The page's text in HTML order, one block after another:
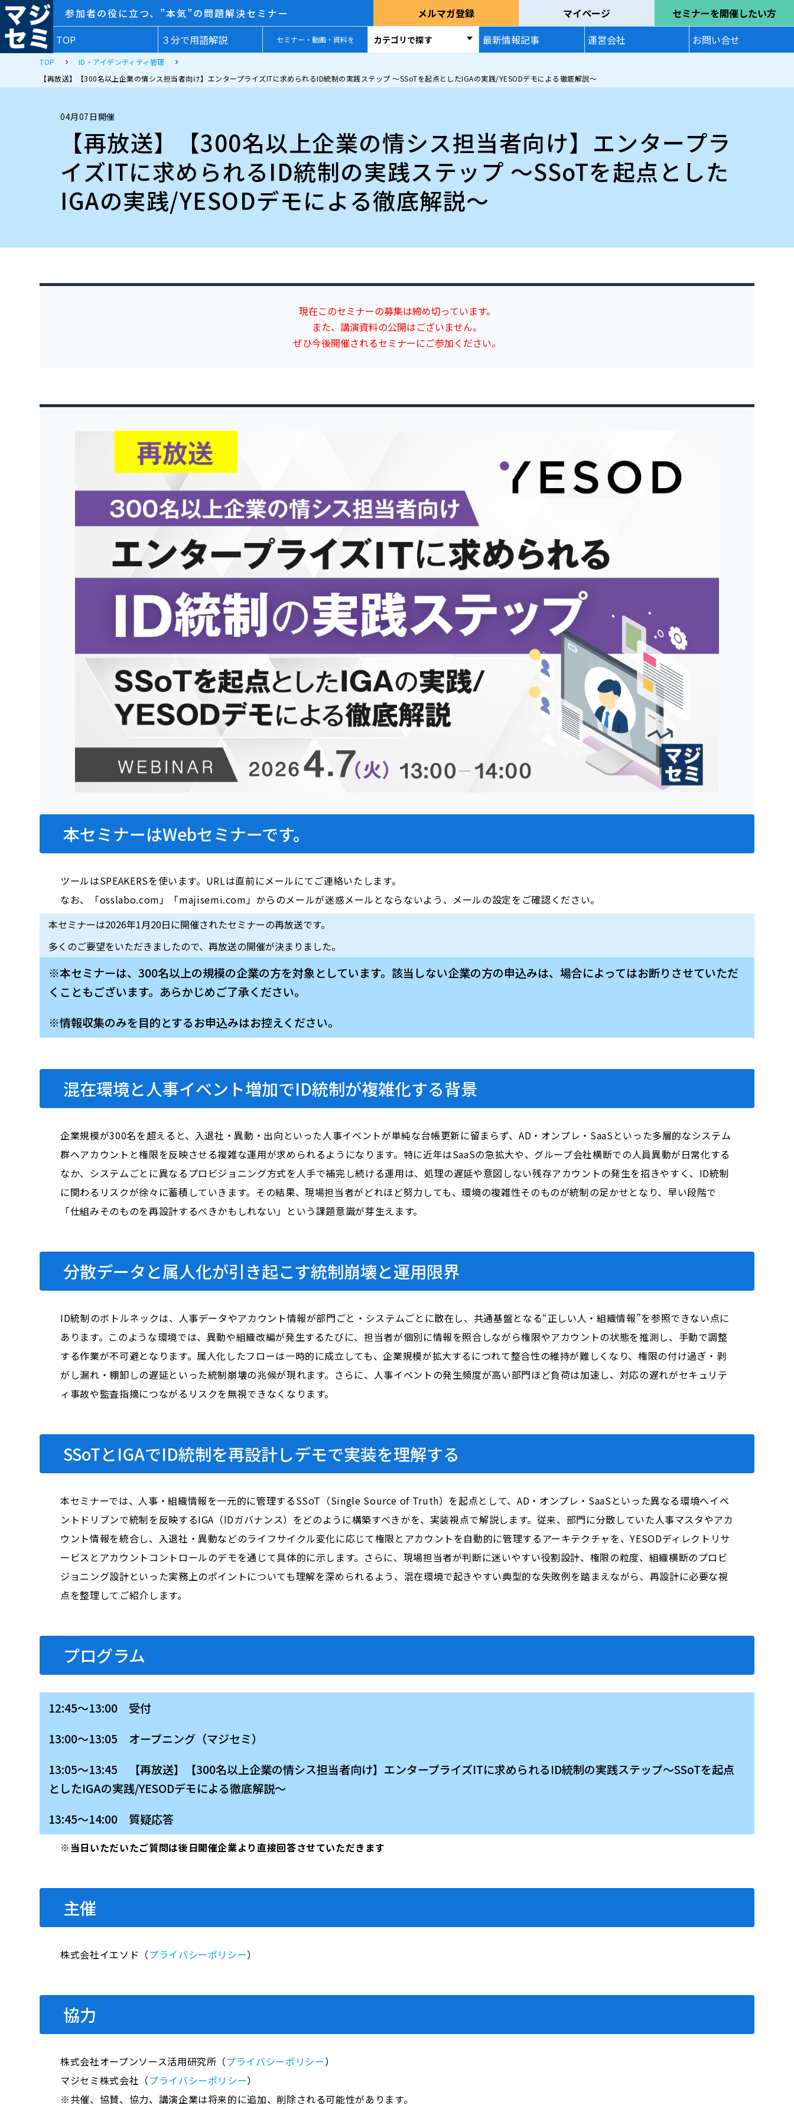
参加者の役に立つ、”本気”の問題解決セミナー メルマガ登録 マイページ
セミナーを開催したい方
TOP
３分で用語解説 セミナー・動画・資料を カテゴリで探す 最新情報記事 運営会社 お問い合せ
TOP
ID・アイデンティティ管理
【再放送】【300名以上企業の情シス担当者向け】エンタープライズITに求められるID統制の実践ステップ 〜SSoTを起点としたIGAの実践/YESODデモによる徹底解説～
04月07日開催
【再放送】【300名以上企業の情シス担当者向け】エンタープラ
イズITに求められるID統制の実践ステップ 〜SSoTを起点とした
IGAの実践/YESODデモによる徹底解説～
現在このセミナーの募集は締め切っています。
また、講演資料の公開はございません。
ぜひ今後開催されるセミナーにご参加ください。
本セミナーはWebセミナーです。
ツールはSPEAKERSを使います。URLは直前にメールにてご連絡いたします。
なお、「osslabo.com」「majisemi.com」からのメールが迷惑メールとならないよう、メールの設定をご確認ください。
本セミナーは2026年1月20日に開催されたセミナーの再放送です。
多くのご要望をいただきましたので、再放送の開催が決まりました。
※本セミナーは、300名以上の規模の企業の方を対象としています。該当しない企業の方の申込みは、場合によってはお断りさせていただ
くこともございます。あらかじめご了承ください。
※情報収集のみを目的とするお申込みはお控えください。
混在環境と人事イベント増加でID統制が複雑化する背景
企業規模が300名を超えると、入退社・異動・出向といった人事イベントが単純な台帳更新に留まらず、AD・オンプレ・SaaSといった多層的なシステム
群へアカウントと権限を反映させる複雑な運用が求められるようになります。特に近年はSaaSの急拡大や、グループ会社横断での人員異動が日常化する
なか、システムごとに異なるプロビジョニング方式を人手で補完し続ける運用は、処理の遅延や意図しない残存アカウントの発生を招きやすく、ID統制
に関わるリスクが徐々に蓄積していきます。その結果、現場担当者がどれほど努力しても、環境の複雑性そのものが統制の足かせとなり、早い段階で
「仕組みそのものを再設計するべきかもしれない」という課題意識が芽生えます。
分散データと属人化が引き起こす統制崩壊と運用限界
ID統制のボトルネックは、人事データやアカウント情報が部門ごと・システムごとに散在し、共通基盤となる“正しい人・組織情報”を参照できない点に
あります。このような環境では、異動や組織改編が発生するたびに、担当者が個別に情報を照合しながら権限やアカウントの状態を推測し、手動で調整
する作業が不可避となります。属人化したフローは一時的に成立しても、企業規模が拡大するにつれて整合性の維持が難しくなり、権限の付け過ぎ・剥
がし漏れ・棚卸しの遅延といった統制崩壊の兆候が現れます。さらに、人事イベントの発生頻度が高い部門ほど負荷は加速し、対応の遅れがセキュリテ
ィ事故や監査指摘につながるリスクを無視できなくなります。
SSoTとIGAでID統制を再設計しデモで実装を理解する
本セミナーでは、人事・組織情報を一元的に管理するSSoT（Single Source of Truth）を起点として、AD・オンプレ・SaaSといった異なる環境へイベ
ントドリブンで統制を反映するIGA（IDガバナンス）をどのように構築すべきかを、実装視点で解説します。従来、部門に分散していた人事マスタやアカ
ウント情報を統合し、入退社・異動などのライフサイクル変化に応じて権限とアカウントを自動的に管理するアーキテクチャを、YESODディレクトリサ
ービスとアカウントコントロールのデモを通じて具体的に示します。さらに、現場担当者が判断に迷いやすい役割設計、権限の粒度、組織横断のプロビ
ジョニング設計といった実務上のポイントについても理解を深められるよう、混在環境で起きやすい典型的な失敗例を踏まえながら、再設計に必要な視
点を整理してご紹介します。
プログラム
12:45～13:00 受付
13:00～13:05 オープニング（マジセミ）
13:05～13:45 【再放送】【300名以上企業の情シス担当者向け】エンタープライズITに求められるID統制の実践ステップ〜SSoTを起点
としたIGAの実践/YESODデモによる徹底解説～
13:45～14:00 質疑応答
※当日いただいたご質問は後日開催企業より直接回答させていただきます
主催
株式会社イエソド（プライバシーポリシー）
協力
株式会社オープンソース活用研究所（プライバシーポリシー）
マジセミ株式会社（プライバシーポリシー）
※共催、協賛、協力、講演企業は将来的に追加、削除される可能性があります。